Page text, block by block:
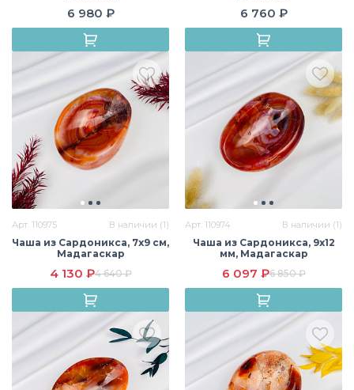
6 980 ₽ 6 760 ₽
Арт. 110975 В наличии (1)
Чаша из Сардоникса, 7х9 см,
Мадагаскар
4 130 ₽4 640 ₽
Арт. 110974 В наличии (1)
Чаша из Сардоникса, 9х12
мм, Мадагаскар
6 097 ₽6 850 ₽